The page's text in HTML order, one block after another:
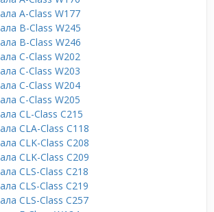
A-Class W177
B-Class W245
B-Class W246
C-Class W202
C-Class W203
C-Class W204
C-Class W205
CL-Class C215
CLA-Class C118
CLK-Class C208
CLK-Class C209
CLS-Class C218
CLS-Class C219
CLS-Class C257